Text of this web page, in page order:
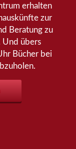
erhalten
zur
Beratung zu
Und übers
Bücher bei